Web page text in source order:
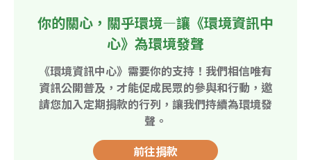
你的關心，關乎環境—讓《環境資訊中
心》為環境發聲
《環境資訊中心》需要你的支持！我們相信唯有
資訊公開普及，才能促成民眾的參與和行動，邀
請您加入定期捐款的行列，讓我們持續為環境發
聲。
前往捐款